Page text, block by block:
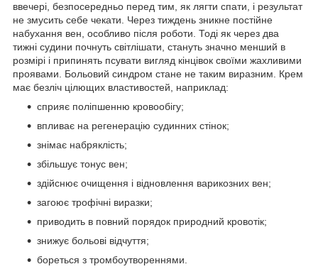
ввечері, безпосередньо перед тим, як лягти спати, і результат
не змусить себе чекати. Через тиждень зникне постійне
набухання вен, особливо після роботи. Тоді як через два
тижні судини почнуть світлішати, стануть значно менший в
розмірі і припинять псувати вигляд кінцівок своїми жахливими
проявами. Больовий синдром стане не таким виразним. Крем
має безліч цілющих властивостей, наприклад:
сприяє поліпшенню кровообігу;
впливає на регенерацію судинних стінок;
знімає набряклість;
збільшує тонус вен;
здійснює очищення і відновлення варикозних вен;
загоює трофічні виразки;
приводить в повний порядок природний кровотік;
знижує больові відчуття;
бореться з тромбоутвореннями.